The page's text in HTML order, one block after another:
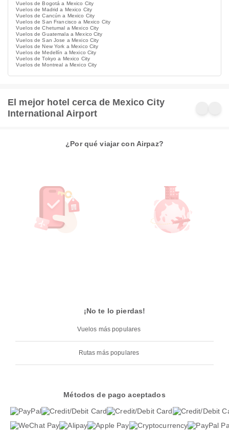
Vuelos de Bogotá a Mexico City
Vuelos de Madrid a Mexico City
Vuelos de Cancún a Mexico City
Vuelos de San Francisco a Mexico City
Vuelos de Chetumal a Mexico City
Vuelos de Guatemala a Mexico City
Vuelos de San Jose a Mexico City
Vuelos de New York a Mexico City
Vuelos de Medellín a Mexico City
Vuelos de Tokyo a Mexico City
Vuelos de Montreal a Mexico City
El mejor hotel cerca de Mexico City
International Airport
¿Por qué viajar con Airpaz?
¡No te lo pierdas!
Vuelos más populares
Rutas más populares
Métodos de pago aceptados